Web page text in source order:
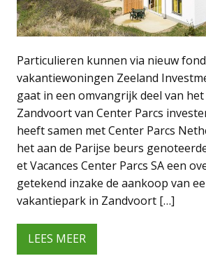
Particulieren kunnen via nieuw
vakantiewoningen Zeeland
gaat in een omvangrijk deel van
Zandvoort van Center Parcs
heeft samen met Center Parcs
het aan de Parijse beurs
et Vacances Center Parcs SA een
getekend inzake de aankoop van
vakantiepark in Zandvoort […]
LEES MEER